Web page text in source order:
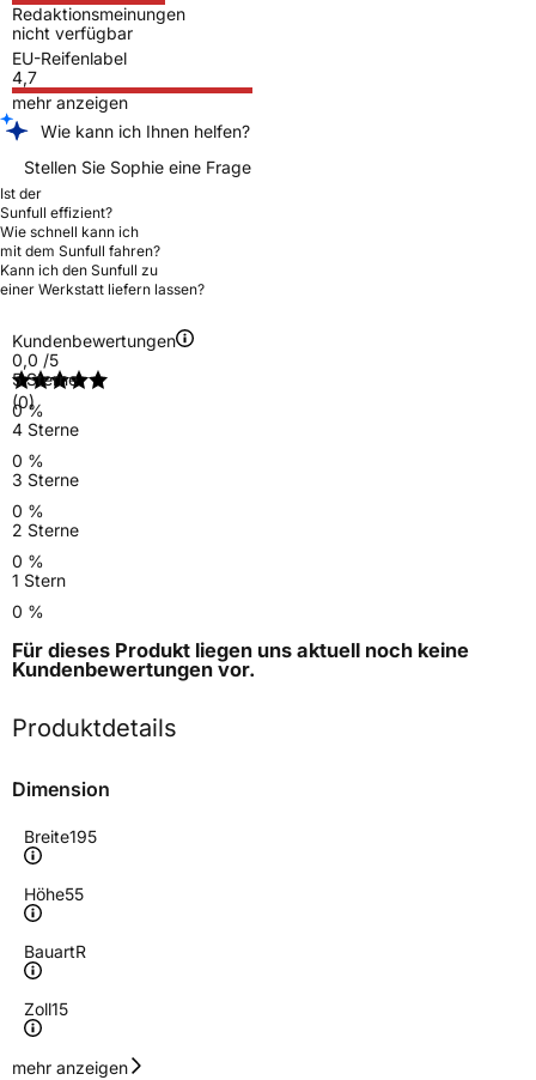
Redaktionsmeinungen
nicht verfügbar
EU-Reifenlabel
4,7
mehr anzeigen
Wie kann ich Ihnen helfen?
Stellen Sie Sophie eine Frage
Ist der
Sunfull effizient?
Wie schnell kann ich
mit dem Sunfull fahren?
Kann ich den Sunfull zu
einer Werkstatt liefern lassen?
Kundenbewertungen
0,0 /5
(0)
5 Sterne
0 %
4 Sterne
0 %
3 Sterne
0 %
2 Sterne
0 %
1 Stern
0 %
Für dieses Produkt liegen uns aktuell noch keine
Kundenbewertungen vor.
Produktdetails
Dimension
Breite195
Höhe55
BauartR
Zoll15
Geschwindigkeitsindex
mehr anzeigen